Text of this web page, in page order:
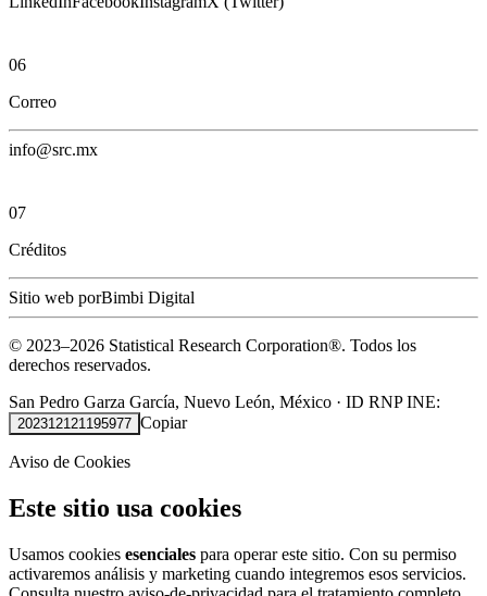
06
Correo
info@src.mx
07
Créditos
Sitio web porBimbi Digital
© 2023–2026 Statistical Research Corporation®. Todos los
derechos reservados.
San Pedro Garza García, Nuevo León, México · ID RNP INE:
202312121195977 Copiar
Aviso de Cookies
Este sitio usa cookies
Usamos cookies esenciales para operar este sitio. Con su permiso
activaremos análisis y marketing cuando integremos esos servicios.